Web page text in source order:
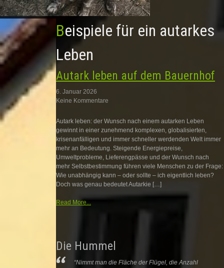
Beispiele für ein autarkes
Leben
Autark leben auf dem Bauernhof
6. Januar 2026
Keine Kommentare
Autark leben: der Wunsch nach einem autarken Leben
gewinnt in einer zunehmend komplexen, globalisierten,
krisenanfälligen und immer schneller werdenden Welt immer
mehr an Bedeutung. Steigende Energiepreise,
Umweltprobleme, Lieferengpässe und der Wunsch nach
mehr Selbstbestimmung führen viele Menschen zu der Frage:
Wie unabhängig kann – oder sollte – ich eigentlich leben?
Doch was genau bedeutet Autarkie […]
Read More...
Die Hummel
“Nimmt man die Fläche der Flügel, die Anzahl